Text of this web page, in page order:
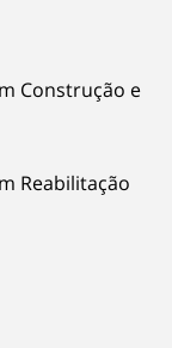
Construção e
Reabilitação